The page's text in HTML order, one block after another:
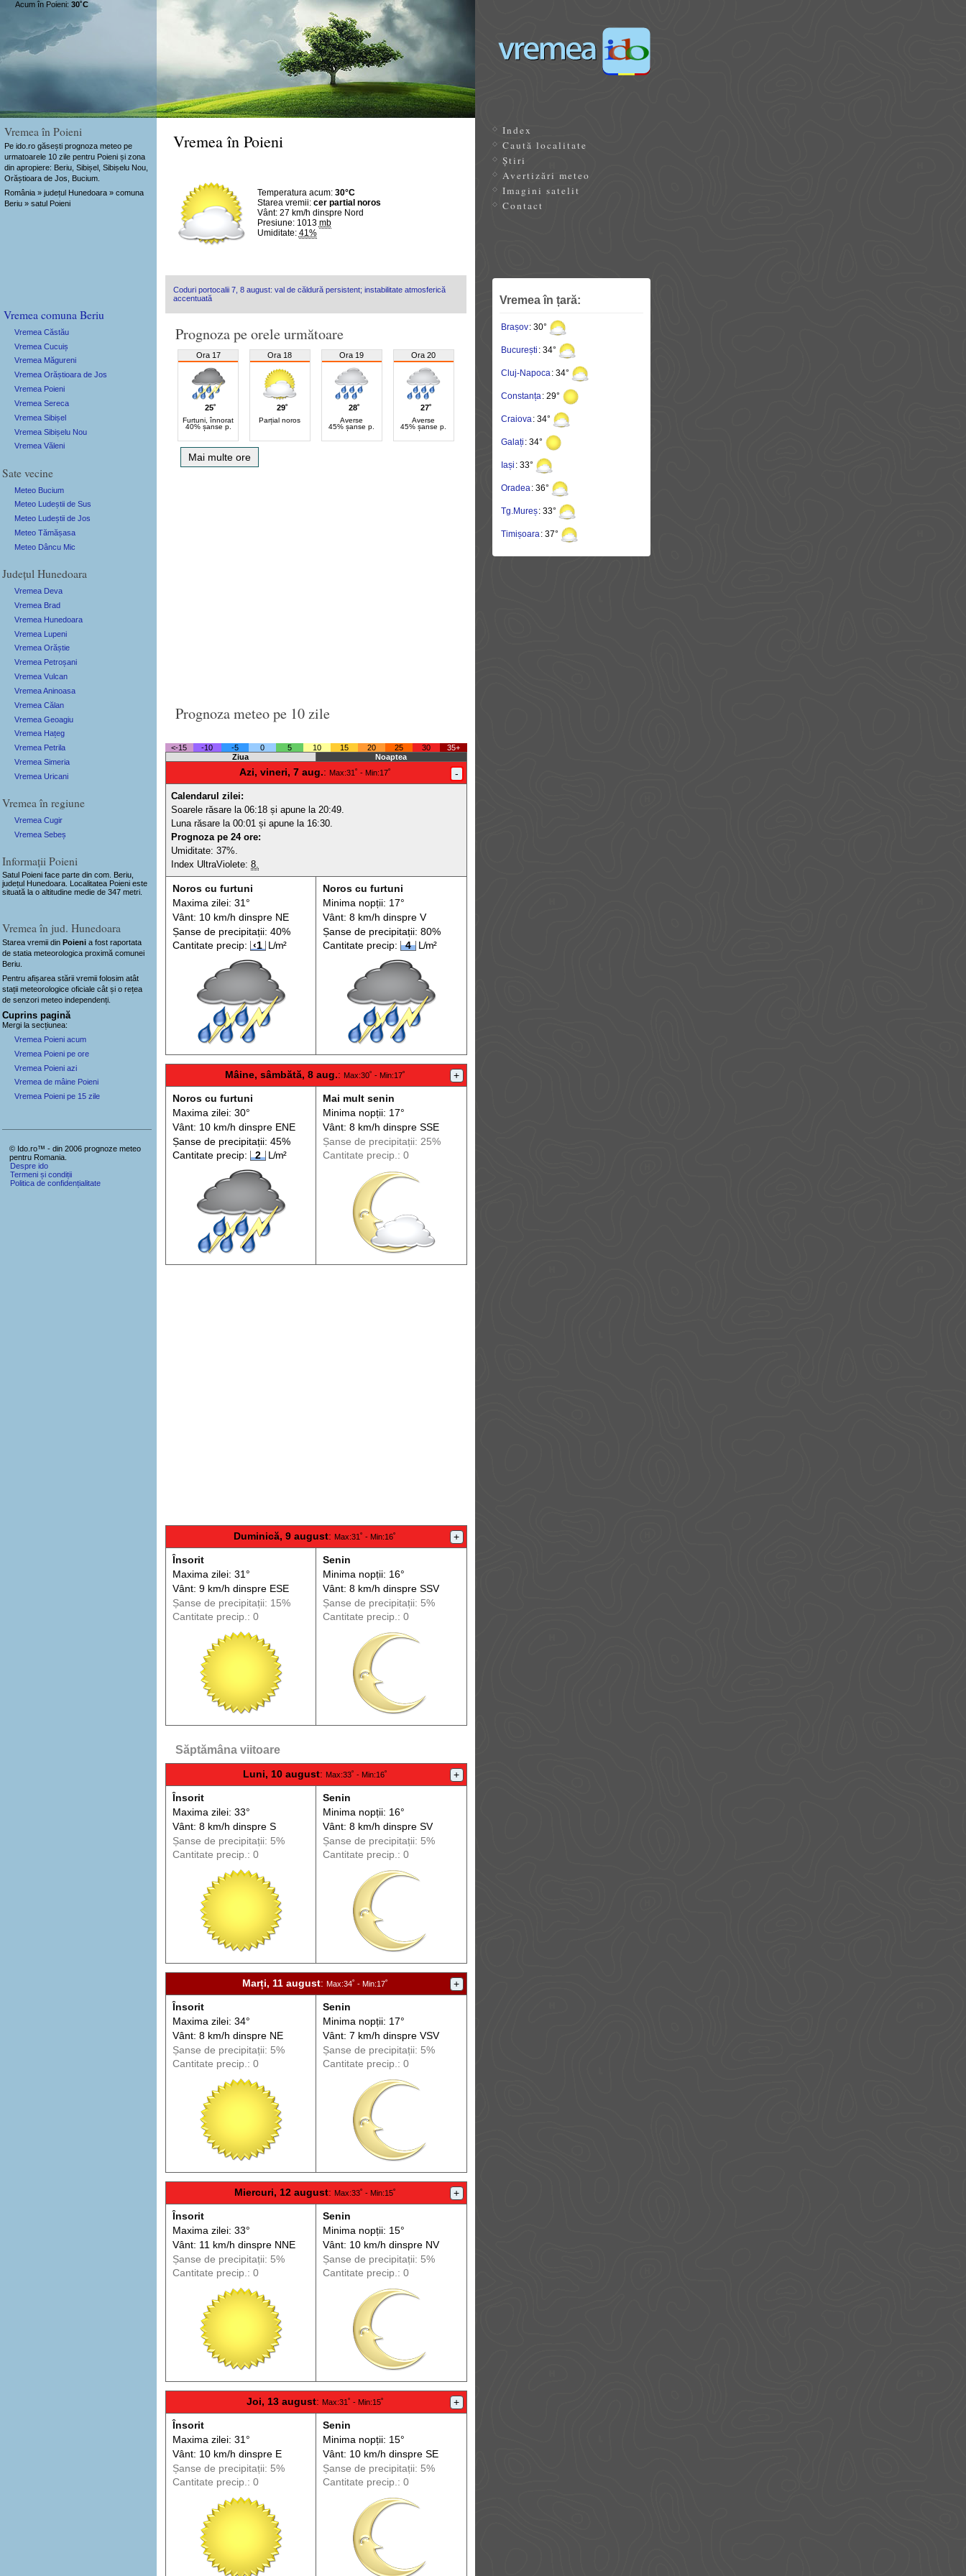
Vremea în Poieni
Pe ido.ro găsești prognoza meteo pe
urmatoarele 10 zile pentru Poieni și zona
din apropiere: Beriu, Sibișel, Sibișelu Nou,
Orăștioara de Jos, Bucium.
România » județul Hunedoara » comuna
Beriu » satul Poieni
Vremea în Poieni
Temperatura acum: 30°C
Starea vremii: cer partial noros
Vânt: 27 km/h dinspre Nord
Presiune: 1013 mb
Umiditate: 41%
Acum în Poieni: 30˚C
Coduri portocalii 7, 8 august: val de căldură persistent; instabilitate atmosferică
accentuată
Prognoza pe orele următoare
Ora 17
25˚
Furtuni, înnorat
40% șanse p.
Ora 18
29˚
Parțial noros
Ora 19
28˚
Averse
45% șanse p.
Ora 20
27˚
Averse
45% șanse p.
Mai multe ore
Prognoza meteo pe 10 zile
<-15 -10 -5 0 5 10 15 20 25 30
35+
Ziua
Noaptea
Azi, vineri, 7 aug.: Max:31˚ - Min:17˚ -
Calendarul zilei:
Soarele răsare la 06:18 și apune la 20:49.
Luna răsare la 00:01 și apune la 16:30.
Prognoza pe 24 ore:
Umiditate: 37%.
Index UltraViolete:8.
Noros cu furtuni
Maxima zilei: 31°
Vânt: 10 km/h dinspreNE
Șanse de precipitații: 40%
Cantitate precip:
‹1 L/m²
Noros cu furtuni
Minima nopții: 17°
Vânt: 8 km/h dinspreV
Șanse de precipitații: 80%
Cantitate precip:
4 L/m²
Mâine, sâmbătă, 8 aug.: Max:30˚ - Min:17˚ +
Noros cu furtuni
Maxima zilei: 30°
Vânt: 10 km/h dinspreENE
Șanse de precipitații: 45%
Cantitate precip:
2 L/m²
Mai mult senin
Minima nopții: 17°
Vânt: 8 km/h dinspreSSE
Șanse de precipitații: 25%
Cantitate precip.: 0
Duminică, 9 august: Max:31˚ - Min:16˚ +
Însorit
Maxima zilei: 31°
Vânt: 9 km/h dinspreESE
Șanse de precipitații: 15%
Cantitate precip.: 0
Senin
Minima nopții: 16°
Vânt: 8 km/h dinspreSSV
Șanse de precipitații: 5%
Cantitate precip.: 0
Săptămâna viitoare
Luni, 10 august: Max:33˚ - Min:16˚ +
Însorit
Maxima zilei: 33°
Vânt: 8 km/h dinspreS
Șanse de precipitații: 5%
Cantitate precip.: 0
Senin
Minima nopții: 16°
Vânt: 8 km/h dinspreSV
Șanse de precipitații: 5%
Cantitate precip.: 0
Marți, 11 august: Max:34˚ - Min:17˚ +
Însorit
Maxima zilei: 34°
Vânt: 8 km/h dinspreNE
Șanse de precipitații: 5%
Cantitate precip.: 0
Senin
Minima nopții: 17°
Vânt: 7 km/h dinspreVSV
Șanse de precipitații: 5%
Cantitate precip.: 0
Miercuri, 12 august: Max:33˚ - Min:15˚ +
Însorit
Maxima zilei: 33°
Vânt: 11 km/h dinspreNNE
Șanse de precipitații: 5%
Cantitate precip.: 0
Senin
Minima nopții: 15°
Vânt: 10 km/h dinspreNV
Șanse de precipitații: 5%
Cantitate precip.: 0
Joi, 13 august: Max:31˚ - Min:15˚ +
Însorit
Maxima zilei: 31°
Vânt: 10 km/h dinspreE
Șanse de precipitații: 5%
Cantitate precip.: 0
Senin
Minima nopții: 15°
Vânt: 10 km/h dinspreSE
Șanse de precipitații: 5%
Cantitate precip.: 0
Index
Caută localitate
Știri
Avertizări meteo
Imagini satelit
Contact
Vremea în țară:
Brașov: 30°
București : 34°
Cluj-Napoca: 34°
Constanța: 29°
Craiova: 34°
Galați : 34°
Iași : 33°
Oradea: 36°
Tg.Mureș: 33°
Timișoara: 37°
Vremea comuna Beriu
Vremea Căstău
Vremea Cucuiș
Vremea Măgureni
Vremea Orăștioara de Jos
Vremea Poieni
Vremea Sereca
Vremea Sibișel
Vremea Sibișelu Nou
Vremea Văleni
Sate vecine
Meteo Bucium
Meteo Ludeștii de Sus
Meteo Ludeștii de Jos
Meteo Tămășasa
Meteo Dâncu Mic
Județul Hunedoara
Vremea Deva
Vremea Brad
Vremea Hunedoara
Vremea Lupeni
Vremea Orăștie
Vremea Petroșani
Vremea Vulcan
Vremea Aninoasa
Vremea Călan
Vremea Geoagiu
Vremea Hațeg
Vremea Petrila
Vremea Simeria
Vremea Uricani
Vremea în regiune
Vremea Cugir
Vremea Sebeș
Informații Poieni
Satul Poieni face parte din com. Beriu,
județul Hunedoara. Localitatea Poieni este
situată la o altitudine medie de 347 metri.
Vremea în jud. Hunedoara
Starea vremii dinPoieni a fost raportata
de statia meteorologica proximă comunei
Beriu.
Pentru afișarea stării vremii folosim atât
stații meteorologice oficiale cât și o rețea
de senzori meteoindependenți.
Cuprins pagină
Mergi la secțiunea:
Vremea Poieni acum
Vremea Poieni pe ore
Vremea Poieni azi
Vremea de mâine Poieni
Vremea Poieni pe 15 zile
© Ido.ro™ - din 2006 prognoze meteo
pentru Romania.
Despre ido
Termeni și condiții
Politica de confidențialitate